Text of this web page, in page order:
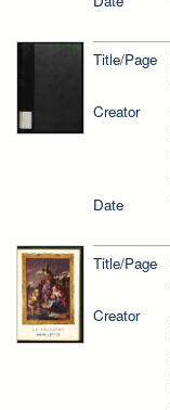
Title/Page
Creator
Date
Title/Page
Creator